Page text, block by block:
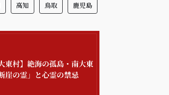
高知 鳥取 鹿児島